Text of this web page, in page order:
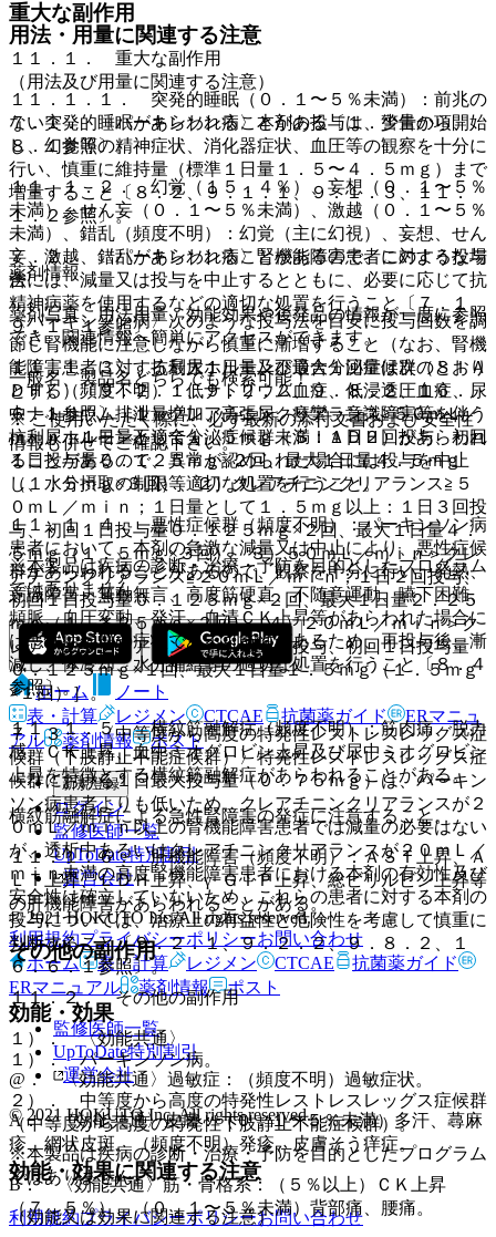
重大な副作用
１１．１． 重大な副作用
１１．１．１． 突発的睡眠（０．１〜５％未満）：前兆の
ない突発的睡眠があらわれることがある〔１．警告の項、
８．１参照〕。
１１．１．２． 幻覚（１５．４％）、妄想（０．１〜５％
未満）、せん妄（０．１〜５％未満）、激越（０．１〜５％
未満）、錯乱（頻度不明）：幻覚（主に幻視）、妄想、せん
妄、激越、錯乱があらわれることがあるので、このような場
合には、減量又は投与を中止するとともに、必要に応じて抗
精神病薬を使用するなどの適切な処置を行うこと〔７．１、
９．１．１参照〕。
１１．１．３． 抗利尿ホルモン不適合分泌症候群（ＳＩＡ
ＤＨ）（頻度不明）：低ナトリウム血症、低浸透圧血症、尿
中ナトリウム排泄量増加、高張尿、痙攣、意識障害等を伴う
抗利尿ホルモン不適合分泌症候群（ＳＩＡＤＨ）があらわれ
ることがあるので、異常が認められた場合には投与を中止
し、水分摂取の制限等適切な処置を行うこと。
１１．１．４． 悪性症候群（頻度不明）：パーキンソン病
患者において、本剤の急激な減量又は中止により、悪性症候
群があらわれることがあるので、観察を十分に行い、発熱、
意識障害、無動無言、高度筋硬直、不随意運動、嚥下困難、
頻脈、血圧変動、発汗、血清ＣＫ上昇等があらわれた場合に
は悪性症候群の症状である可能性があるため、再投与後、漸
減し、体冷却、水分補給等の適切な処置を行うこと〔８．４
参照〕。
１１．１．５． 横紋筋融解症（頻度不明）：筋肉痛、脱力
感、ＣＫ上昇、血中ミオグロビン上昇及び尿中ミオグロビン
上昇を特徴とする横紋筋融解症があらわれることがある。
横紋筋融解症による急性腎障害の発症に注意すること。
１１．１．６． 肝機能障害（頻度不明）：ＡＳＴ上昇、Ａ
ＬＴ上昇、ＬＤＨ上昇、γ−ＧＴＰ上昇、総ビリルビン上昇等
の肝機能障害があらわれることがある。
その他の副作用
１１．２． その他の副作用
１）． 〈効能共通〉
@． 〈効能共通〉過敏症：（頻度不明）過敏症状。
A． 〈効能共通〉皮膚：（０．１〜５％未満）多汗、蕁麻
疹、網状皮斑、（頻度不明）発疹、皮膚そう痒症。
B． 〈効能共通〉筋・骨格系：（５％以上）ＣＫ上昇
（７．５％）、（０．１〜５％未満）背部痛、腰痛。
用法・用量に関連する注意
（用法及び用量に関連する注意）
７．１． 〈パーキンソン病〉本剤の投与は、少量から開始
し、幻覚等の精神症状、消化器症状、血圧等の観察を十分に
行い、慎重に維持量（標準１日量１．５〜４．５ｍｇ）まで
増量すること〔８．２、９．１．１、９．１．３、１１．
１．２参照〕。
７．２． 〈パーキンソン病〉腎機能障害患者に対する投与
法
〈パーキンソン病〉次のような投与法を目安に投与回数を調
節し腎機能に注意しながら慎重に漸増すること（なお、腎機
能障害患者に対する最大１日量及び最大１回量は次のとおり
とする）〔９．２．１、９．２．２、９．８．２、１６．
６．１参照〕［１）クレアチニンクリアランス≧５０ｍＬ／
ｍｉｎ；１日量として１．５ｍｇ未満：１日２回投与、初回
１日投与量０．１２５ｍｇ×２回、最大１日量４．５ｍｇ
（１．５ｍｇ×３回）、２）クレアチニンクリアランス≧５
０ｍＬ／ｍｉｎ；１日量として１．５ｍｇ以上：１日３回投
与、初回１日投与量０．１２５ｍｇ×２回、最大１日量４．
５ｍｇ（１．５ｍｇ×３回）、３）５０ｍＬ／ｍｉｎ＞クレ
アチニンクリアランス≧２０ｍＬ／ｍｉｎ；１日２回投与、
初回１日投与量０．１２５ｍｇ×２回、最大１日量２．２５
ｍｇ（１．１２５ｍｇ×２回）、４）２０ｍＬ／ｍｉｎ＞ク
レアチニンクリアランス；１日１回投与、初回１日投与量
０．１２５ｍｇ×１回、最大１日量１．５ｍｇ（１．５ｍｇ
×１回）］。
７．３． 〈中等度から高度の特発性レストレスレッグス症
候群（下肢静止不能症候群）〉特発性レストレスレッグス症
候群における１日最大投与量（０．７５ｍｇ）は、パーキン
ソン病患者よりも低いため、クレアチニンクリアランスが２
０ｍＬ／ｍｉｎ以上の腎機能障害患者では減量の必要はない
が、透析中あるいはクレアチニンクリアランスが２０ｍＬ／
ｍｉｎ未満の高度腎機能障害患者における本剤の有効性及び
安全性は確立していないため、これらの患者に対する本剤の
投与については、治療上の有益性と危険性を考慮して慎重に
判断すること〔９．２．１、９．２．２、９．８．２、１
６．６．１参照〕。
効能・効果
１）． パーキンソン病。
２）． 中等度から高度の特発性レストレスレッグス症候群
（中等度から高度の特発性下肢静止不能症候群）。
効能・効果に関連する注意
（効能又は効果に関連する注意）
薬剤情報
薬剤写真、用法用量、効能効果や後発品の情報が一度に参照
でき、関連情報へ簡単にアクセスができます。
一般名、製品名どちらでも検索可能！
※ ご使用いただく際に、必ず最新の添付文書および安全性
情報も併せてご確認下さい。
※本製品は疾病の診断・治療・予防を目的としたプログラム
ではありません。
ホーム
ノート
表・計算
レジメン CTCAE 抗菌薬ガイド
ERマニュ
アル
薬剤情報 ポスト
新規登録
ログイン
監修医師一覧
UpToDate特別割引
運営会社
© 2021 HOKUTO Inc. All rights reserved.
利用規約プライバシーポリシーお問い合わせ
ホーム
表・計算 レジメン CTCAE
抗菌薬ガイド
ERマニュアル
薬剤情報 ポスト
監修医師一覧
UpToDate特別割引
運営会社
© 2021 HOKUTO Inc. All rights reserved.
※本製品は疾病の診断・治療・予防を目的としたプログラム
ではありません。
利用規約プライバシーポリシーお問い合わせ